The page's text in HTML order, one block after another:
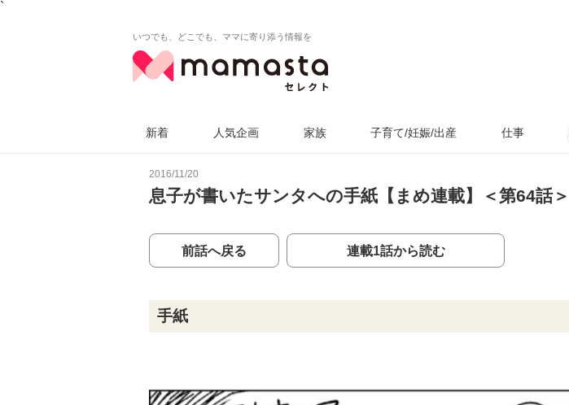
`
いつでも、どこでも、ママに寄り添う情報を
新着 人気企画 家族 子育て/妊娠/出産 仕事
2016/11/20
息子が書いたサンタへの手紙【まめ連載】＜第64話＞
前話へ戻る 連載1話から読む
手紙